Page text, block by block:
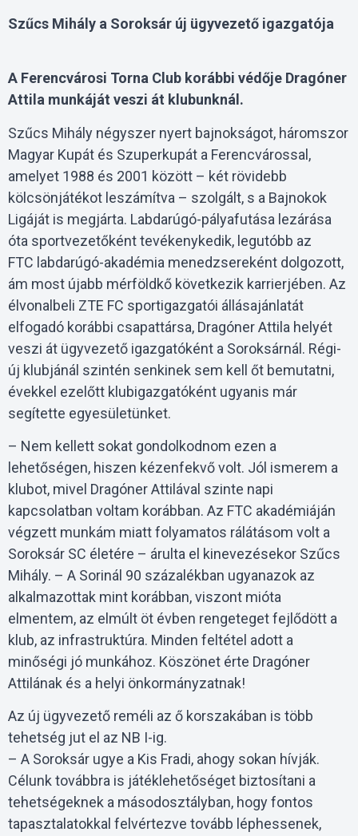
Szűcs Mihály a Soroksár új ügyvezető igazgatója
A Ferencvárosi Torna Club korábbi védője Dragóner
Attila munkáját veszi át klubunknál.
Szűcs Mihály négyszer nyert bajnokságot, háromszor
Magyar Kupát és Szuperkupát a Ferencvárossal,
amelyet 1988 és 2001 között – két rövidebb
kölcsönjátékot leszámítva – szolgált, s a Bajnokok
Ligáját is megjárta. Labdarúgó-pályafutása lezárása
óta sportvezetőként tevékenykedik, legutóbb az
FTC labdarúgó-akadémia menedzsereként dolgozott,
ám most újabb mérföldkő következik karrierjében. Az
élvonalbeli ZTE FC sportigazgatói állásajánlatát
elfogadó korábbi csapattársa, Dragóner Attila helyét
veszi át ügyvezető igazgatóként a Soroksárnál. Régi-
új klubjánál szintén senkinek sem kell őt bemutatni,
évekkel ezelőtt klubigazgatóként ugyanis már
segítette egyesületünket.
– Nem kellett sokat gondolkodnom ezen a
lehetőségen, hiszen kézenfekvő volt. Jól ismerem a
klubot, mivel Dragóner Attilával szinte napi
kapcsolatban voltam korábban. Az FTC akadémiáján
végzett munkám miatt folyamatos rálátásom volt a
Soroksár SC életére – árulta el kinevezésekor Szűcs
Mihály. – A Sorinál 90 százalékban ugyanazok az
alkalmazottak mint korábban, viszont mióta
elmentem, az elmúlt öt évben rengeteget fejlődött a
klub, az infrastruktúra. Minden feltétel adott a
minőségi jó munkához. Köszönet érte Dragóner
Attilának és a helyi önkormányzatnak!
Az új ügyvezető reméli az ő korszakában is több
tehetség jut el az NB I-ig.
– A Soroksár ugye a Kis Fradi, ahogy sokan hívják.
Célunk továbbra is játéklehetőséget biztosítani a
tehetségeknek a másodosztályban, hogy fontos
tapasztalatokkal felvértezve tovább léphessenek,